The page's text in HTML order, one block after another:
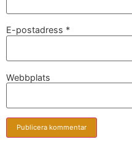
E-postadress *
Webbplats